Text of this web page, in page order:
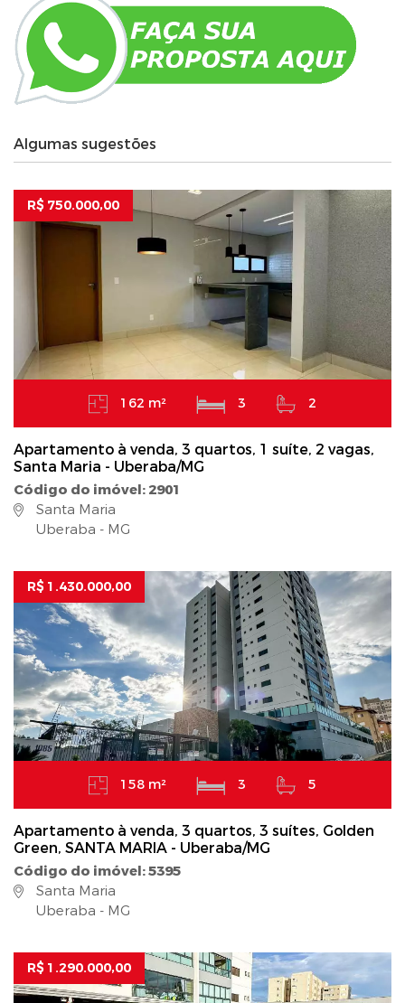
Algumas sugestões
R$ 750.000,00
162 m² 3 2
Apartamento à venda, 3 quartos, 1 suíte, 2 vagas,
Santa Maria - Uberaba/MG
Código do imóvel: 2901
Santa Maria
Uberaba - MG
R$ 1.430.000,00
158 m² 3 5
Apartamento à venda, 3 quartos, 3 suítes, Golden
Green, SANTA MARIA - Uberaba/MG
Código do imóvel: 5395
Santa Maria
Uberaba - MG
R$ 1.290.000,00